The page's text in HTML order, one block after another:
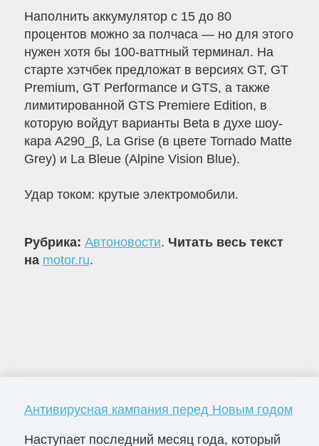
Наполнить аккумулятор с 15 до 80
процентов можно за полчаса — но для этого
нужен хотя бы 100-ваттный терминал. На
старте хэтчбек предложат в версиях GT, GT
Premium, GT Performance и GTS, а также
лимитированной GTS Premiere Edition, в
которую войдут варианты Beta в духе шоу-
кара A290_β, La Grise (в цвете Tornado Matte
Grey) и La Bleue (Alpine Vision Blue).
Удар током: крутые электромобили.
Рубрика: Автоновости. Читать весь текст
на motor.ru.
Антивирусная кампания перед Новым годом
Наступает последний месяц года, который